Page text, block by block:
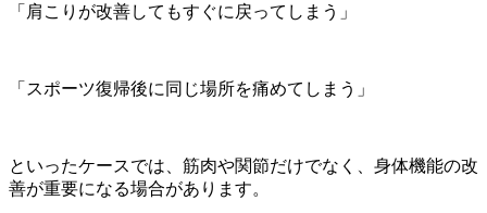
「肩こりが改善してもすぐに戻ってしまう」
「スポーツ復帰後に同じ場所を痛めてしまう」
といったケースでは、筋肉や関節だけでなく、身体機能の改
善が重要になる場合があります。